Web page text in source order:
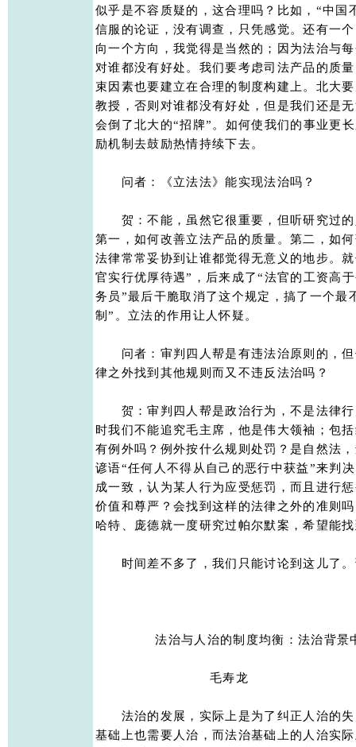
似乎是不容质疑的，这合理吗？比如，“中国
信服的论证，没有调查，只凭感觉。还有一
向一个方向，我觉得是当然的；因为法治与
对谁都没有好处。我们要考虑司法产品的质
束因素也要建立在合理的制度构建上。北大
教授，否则对谁都没有好处，但是我们还是
会倒了北大的“招牌”。如何使我们的事业更
励机制去鼓励热情持续下去。
问者：《立法法》能实现法治吗？
贺：不能，虽然它很重要，但听研究过的
第一，如何改善立法产品的质量。第二，如
法律常常妥协到让谁都觉得无意义的地步。
官实行优厚待遇”，后来成了“法官的工资高
务员”最后干脆取消了这个规定，搞了一个最
制”。立法的作用让人怀疑。
问者：审判四人帮是有违法治原则的，但
律之外找到其他规则而又不违反法治吗？
贺：审判四人帮是政治行为，不是法律行
时我们不能追究毛主席，他是伟大领袖；包
有例外吗？例外按什么规则处罚？是自然法
谚语“任何人不得从自己的恶行中获益”来判
成一致，认为某人行为应受惩罚，而且进行
价值和尊严？会找到这样的法律之外的准则
哈特、庞德就一度研究过帕尔默案，希望能
时间差不多了，我们只能讨论到这儿了
　　   法治与人治的制度均衡：法治背景
                           毛寿龙
法治的发展，实际上是为了纠正人治的失
基础上也需要人治，而法治基础上的人治实